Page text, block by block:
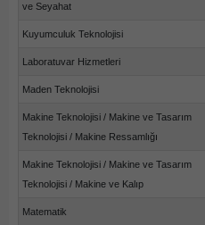
ve Seyahat
Kuyumculuk Teknolojisi
Laboratuvar Hizmetleri
Maden Teknolojisi
Makine Teknolojisi / Makine ve Tasarım
Teknolojisi / Makine Ressamlığı
Makine Teknolojisi / Makine ve Tasarım
Teknolojisi / Makine ve Kalıp
Matematik